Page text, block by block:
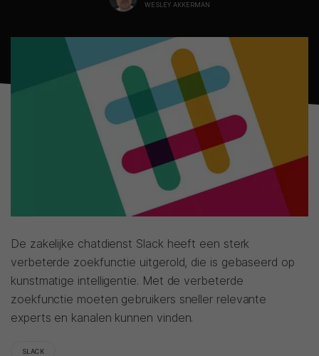
WESLEY AKKERMAN
De zakelijke chatdienst Slack heeft een sterk
verbeterde zoekfunctie uitgerold, die is gebaseerd op
kunstmatige intelligentie. Met de verbeterde
zoekfunctie moeten gebruikers sneller relevante
experts en kanalen kunnen vinden.
SLACK